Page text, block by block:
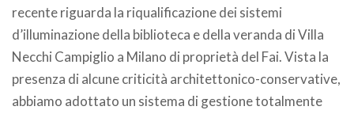
recente riguarda la riqualificazione dei sistemi
d’illuminazione della biblioteca e della veranda di Villa
Necchi Campiglio a Milano di proprietà del Fai. Vista la
presenza di alcune criticità architettonico-conservative,
abbiamo adottato un sistema di gestione totalmente